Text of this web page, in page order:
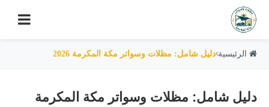
الرئيسية دليل شامل: مظلات وسواتر مكة المكرمة 2026
دليل شامل: مظلات وسواتر مكة المكرمة